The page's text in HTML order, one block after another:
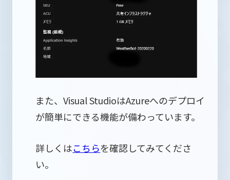
また、Visual StudioはAzureへのデプロイ
が簡単にできる機能が備わっています。
詳しくはこちらを確認してみてくださ
い。